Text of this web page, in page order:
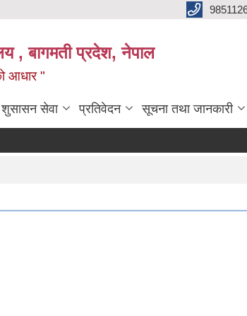
, बागमती प्रदेश, नेपाल
आधार "
शुसासन सेवा प्रतिवेदन सूचना तथा जानकारी